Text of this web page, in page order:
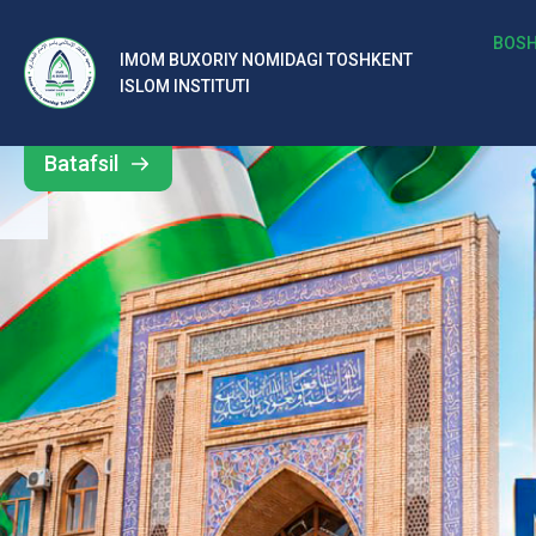
IMOM BUXORIY NOMIDAGI TOSHKENT
ISLOM INSTITUTI
b
al
ar
o‘
rt
a
si
d
Barcha
yangiliklar
Batafsil